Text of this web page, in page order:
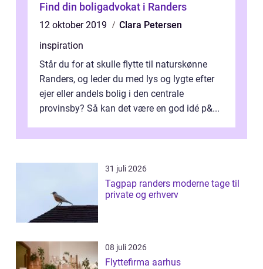
Find din boligadvokat i Randers
12 oktober 2019
Clara Petersen
inspiration
Står du for at skulle flytte til naturskønne
Randers, og leder du med lys og lygte efter
ejer eller andels bolig i den centrale
provinsby? Så kan det være en god idé p&...
31 juli 2026
Tagpap randers moderne tage til
private og erhverv
08 juli 2026
Flyttefirma aarhus